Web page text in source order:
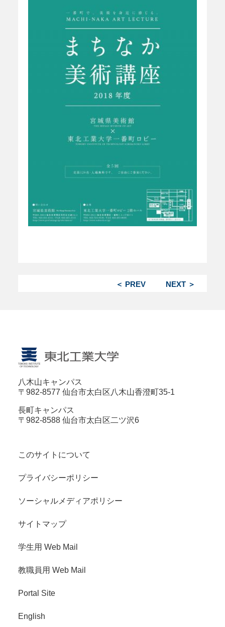
NEXT ＞
＜ PREV
八木山キャンパス
〒982-8577 仙台市太白区八木山香澄町35-1
長町キャンパス
〒982-8588 仙台市太白区二ツ沢6
このサイトについて
プライバシーポリシー
ソーシャルメディアポリシー
サイトマップ
学生用 Web Mail
教職員用 Web Mail
Portal Site
English